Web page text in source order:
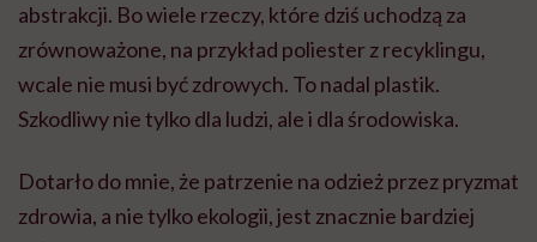
abstrakcji. Bo wiele rzeczy, które dziś uchodzą za
zrównoważone, na przykład poliester z recyklingu,
wcale nie musi być zdrowych. To nadal plastik.
Szkodliwy nie tylko dla ludzi, ale i dla środowiska.
Dotarło do mnie, że patrzenie na odzież przez pryzmat
zdrowia, a nie tylko ekologii, jest znacznie bardziej